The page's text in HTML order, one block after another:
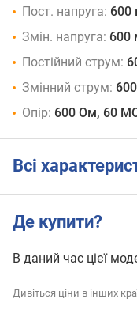
Пост. напруга: 600
Змін. напруга: 600
Постійний струм:
Змінний струм:
Опір: 600 Ом, 60
Всі
Де купити?
В даний час цієї
Дивіться ціни в інших